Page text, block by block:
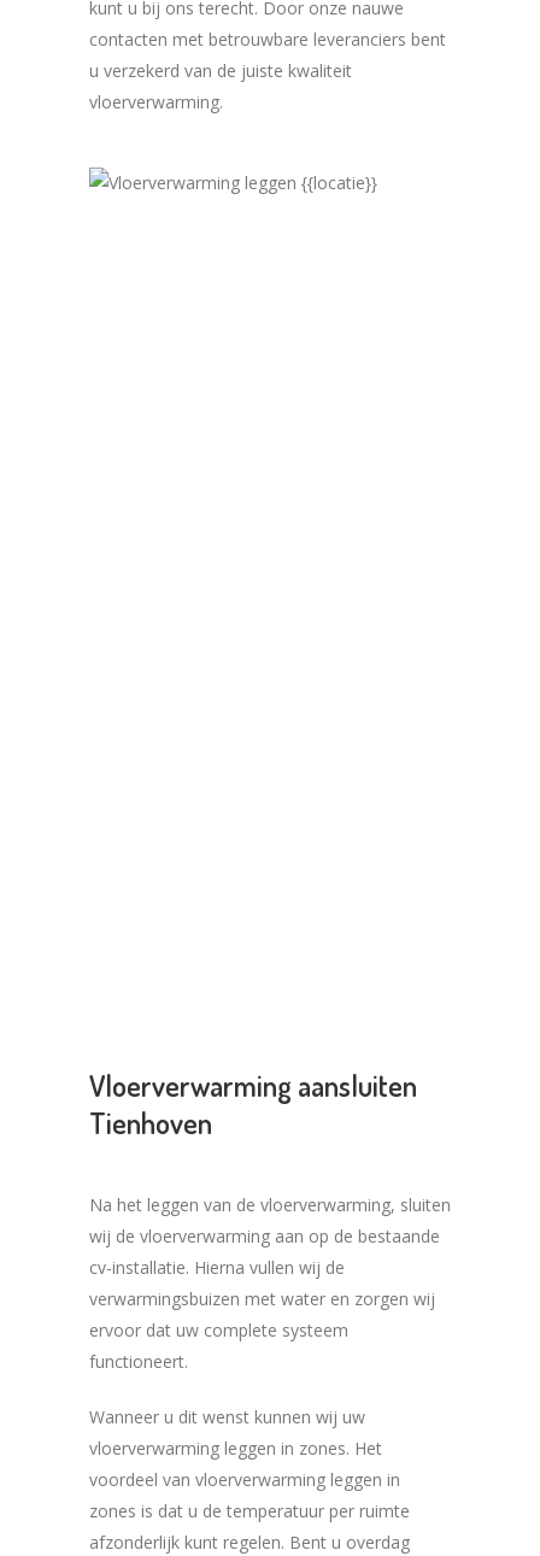
kunt u bij ons terecht. Door onze nauwe
contacten met betrouwbare leveranciers bent
u verzekerd van de juiste kwaliteit
vloerverwarming.
Vloerverwarming aansluiten
Tienhoven
Na het leggen van de vloerverwarming, sluiten
wij de vloerverwarming aan op de bestaande
cv-installatie. Hierna vullen wij de
verwarmingsbuizen met water en zorgen wij
ervoor dat uw complete systeem
functioneert.
Wanneer u dit wenst kunnen wij uw
vloerverwarming leggen in zones. Het
voordeel van vloerverwarming leggen in
zones is dat u de temperatuur per ruimte
afzonderlijk kunt regelen. Bent u overdag